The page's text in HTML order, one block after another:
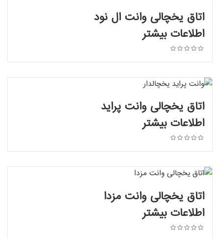
اطلاعات بیشتر
اتاق یخچالی وانت ال نود
اطلاعات بیشتر
اطلاعات بیشتر
اتاق یخچالی وانت پراید
اطلاعات بیشتر
اطلاعات بیشتر
اتاق یخچالی وانت مزدا
اطلاعات بیشتر